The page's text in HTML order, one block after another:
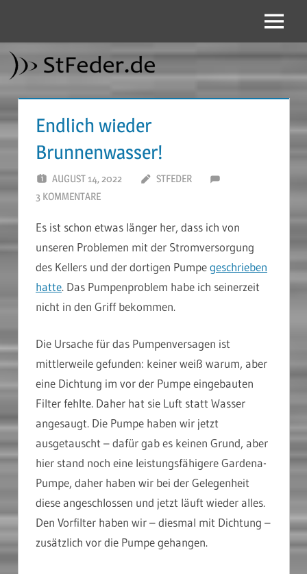
springen
Menü
Endlich wieder
Brunnenwasser!
AUGUST 14, 2022
STFEDER
3 KOMMENTARE
Es ist schon etwas länger her, dass ich von
unseren Problemen mit der Stromversorgung
des Kellers und der dortigen Pumpegeschrieben
hatte. Das Pumpenproblem habe ich seinerzeit
nicht in den Griff bekommen.
Die Ursache für das Pumpenversagen ist
mittlerweile gefunden: keiner weiß warum, aber
eine Dichtung im vor der Pumpe eingebauten
Filter fehlte. Daher hat sie Luft statt Wasser
angesaugt. Die Pumpe haben wir jetzt
ausgetauscht – dafür gab es keinen Grund, aber
hier stand noch eine leistungsfähigere Gardena-
Pumpe, daher haben wir bei der Gelegenheit
diese angeschlossen und jetzt läuft wieder alles.
Den Vorfilter haben wir – diesmal mit Dichtung –
zusätzlich vor die Pumpe gehangen.